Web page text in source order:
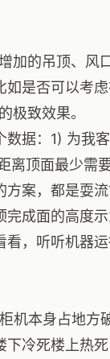
加的吊顶、风
是否可以考
极致效果。
据：1) 为我
离顶面最少需
案，都是耍流
成面的高度
，听听机器
机本身占地方
冷死楼上热死